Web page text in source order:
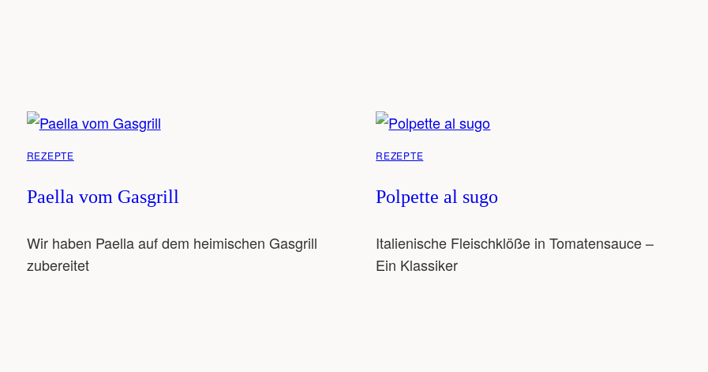
REZEPTE
Paella vom Gasgrill
Wir haben Paella auf dem heimischen Gasgrill
zubereitet
REZEPTE
Polpette al sugo
Italienische Fleischklöße in Tomatensauce –
Ein Klassiker